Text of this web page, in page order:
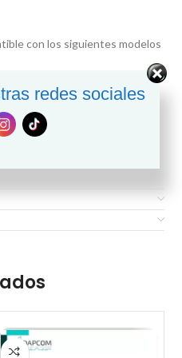
con los siguientes modelos
redes sociales